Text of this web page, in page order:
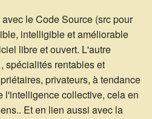
le Code Source (src pour
intelligible et améliorable
libre et ouvert. L'autre
spécialités rentables et
privateurs, à tendance
l'intelligence collective, cela en
Et en lien aussi avec la